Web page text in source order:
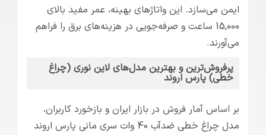
ایمن می‌سازد. این واتاژهای بهینه، عمر مفید بالای
15,000 ساعت و صرفه‌جویی در هزینه‌های برق را فراهم
می‌آورند.
پرفروش‌ترین و بهترین مدل‌های لاین نوری (چراغ
خطی) پارس اروند
بر اساس آمار فروش در بازار ایران و بازخورد کاربران،
مدل چراغ خطی ضدآب 40 وات سری مانی پارس اروند